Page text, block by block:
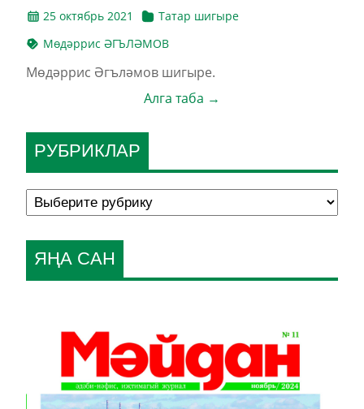
25 октябрь 2021
Татар шигыре
Мөдәррис ӘГЪЛӘМОВ
Мөдәррис Әгъләмов шигыре.
Алга таба →
РУБРИКЛАР
ЯҢА САН